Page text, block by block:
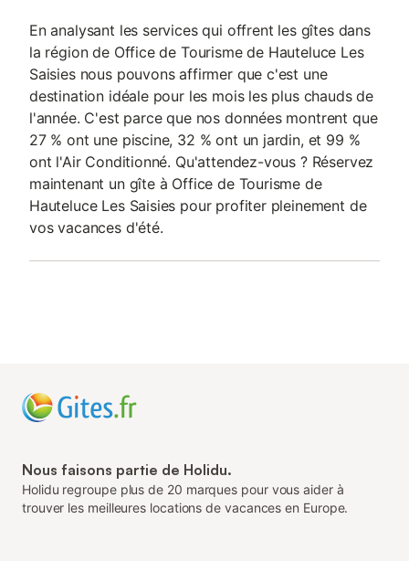
En analysant les services qui offrent les gîtes dans
la région de Office de Tourisme de Hauteluce Les
Saisies nous pouvons affirmer que c'est une
destination idéale pour les mois les plus chauds de
l'année. C'est parce que nos données montrent que
27 % ont une piscine, 32 % ont un jardin, et 99 %
ont l'Air Conditionné. Qu'attendez-vous ? Réservez
maintenant un gîte à Office de Tourisme de
Hauteluce Les Saisies pour profiter pleinement de
vos vacances d'été.
Nous faisons partie de Holidu.
Holidu regroupe plus de 20 marques pour vous aider à
trouver les meilleures locations de vacances en Europe.